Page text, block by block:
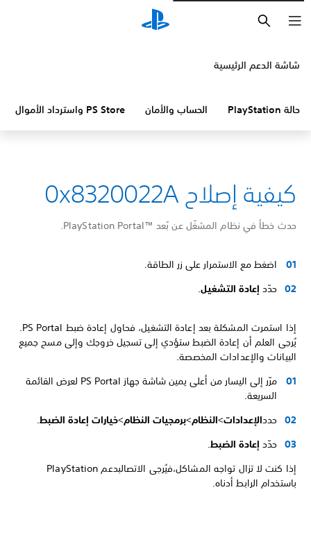
شاشة الدعم الرئيسية
حالة PlayStation الحساب والأمان PS Store واسترداد الأموال
كيفية إصلاح 0x8320022A
حدث خطأ في نظام المشغّل عن بُعد PlayStation Portal™‎.
اضغط مع الاستمرار على زر الطاقة.
حدّد إعادة التشغيل.
إذا استمرت المشكلة بعد إعادة التشغيل، فحاول إعادة ضبط PS Portal.
يُرجى العلم أن إعادة الضبط ستؤدي إلى تسجيل خروجك وإلى مسح جميع
البيانات والإعدادات المخصصة.
مرّر إلى اليسار من أعلى يمين شاشة جهاز PS Portal لعرض القائمة
السريعة.
حددالإعدادات>النظام>برمجيات النظام>خيارات إعادة الضبط.
حدّد إعادة الضبط.
إذا كنت لا تزال تواجه المشاكل،فيُرجى الاتصالبدعم PlayStation
باستخدام الرابط أدناه.